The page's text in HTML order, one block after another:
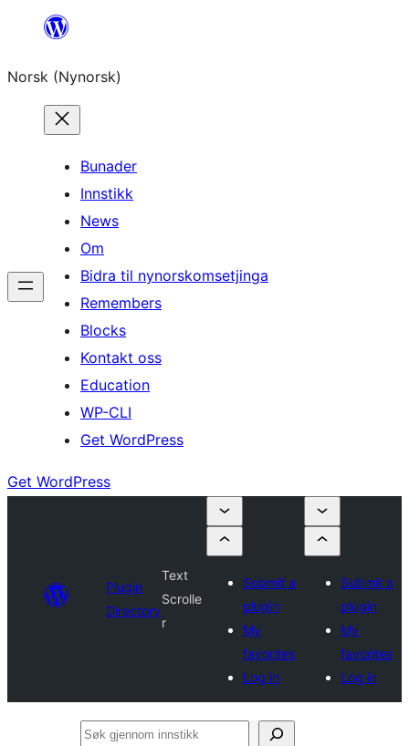
content
Norsk (Nynorsk)
Bunader
Innstikk
News
Om
Bidra til nynorskomsetjinga
Remembers
Blocks
Kontakt oss
Education
WP-CLI
Get WordPress
Get WordPress
Plugin
Directory
Text
Scrolle
r
Submit a
plugin
My
favorites
Log in
Submit a
plugin
My
favorites
Log in
Søk